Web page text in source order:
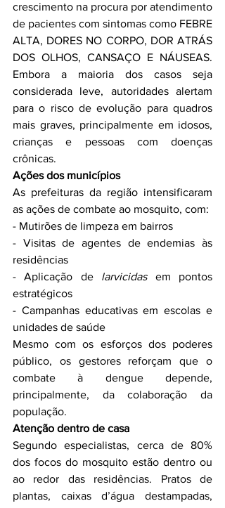
crescimento na procura por atendimento
de pacientes com sintomas como FEBRE
ALTA, DORES NO CORPO, DOR ATRÁS
DOS OLHOS, CANSAÇO E NÁUSEAS.
Embora a maioria dos casos seja
considerada leve, autoridades alertam
para o risco de evolução para quadros
mais graves, principalmente em idosos,
crianças e pessoas com doenças
crônicas.
Ações dos municípios
As prefeituras da região intensificaram
as ações de combate ao mosquito, com:
- Mutirões de limpeza em bairros
- Visitas de agentes de endemias às
residências
- Aplicação de larvicidas em pontos
estratégicos
- Campanhas educativas em escolas e
unidades de saúde
Mesmo com os esforços dos poderes
público, os gestores reforçam que o
combate à dengue depende,
principalmente, da colaboração da
população.
Atenção dentro de casa
Segundo especialistas, cerca de 80%
dos focos do mosquito estão dentro ou
ao redor das residências. Pratos de
plantas, caixas d’água destampadas,